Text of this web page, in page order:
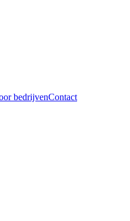
bedrijvenContact